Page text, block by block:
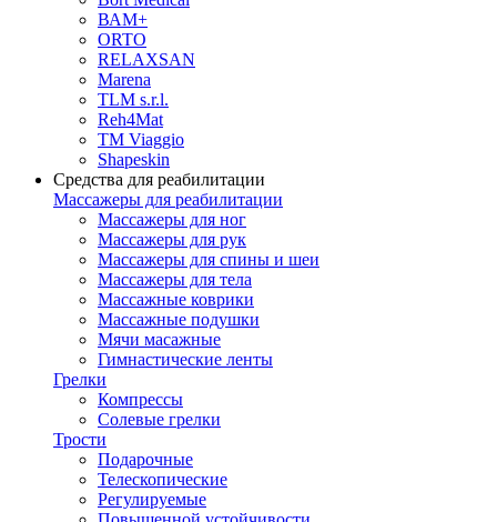
ВАМ+
ORTO
RELAXSAN
Marena
TLM s.r.l.
Reh4Mat
TM Viaggio
Shapeskin
Средства для реабилитации
Массажеры для реабилитации
Массажеры для ног
Массажеры для рук
Массажеры для спины и шеи
Массажеры для тела
Массажные коврики
Массажные подушки
Мячи масажные
Гимнастические ленты
Грелки
Компрессы
Солевые грелки
Трости
Подарочные
Телескопические
Регулируемые